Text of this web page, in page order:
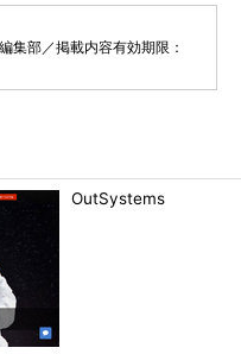
集部／掲載内容有効期限：
OutSystems